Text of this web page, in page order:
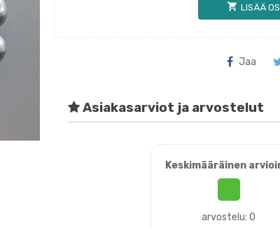
shopping_cart LISÄÄ
Jaa
Asiakasarviot ja arvostelut
Keskimääräinen
arvostelu: 0